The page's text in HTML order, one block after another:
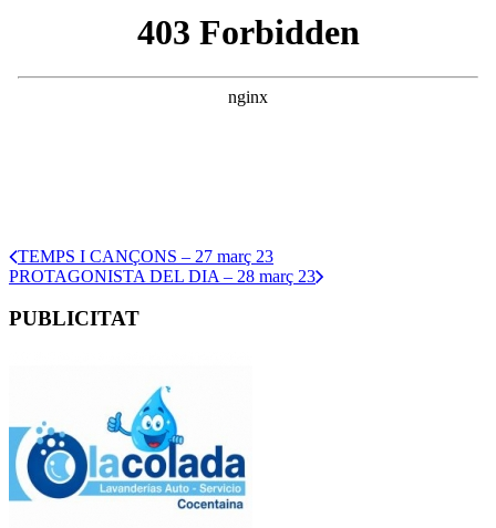
TEMPS I CANÇONS – 27 març 23
PROTAGONISTA DEL DIA – 28 març 23
PUBLICITAT